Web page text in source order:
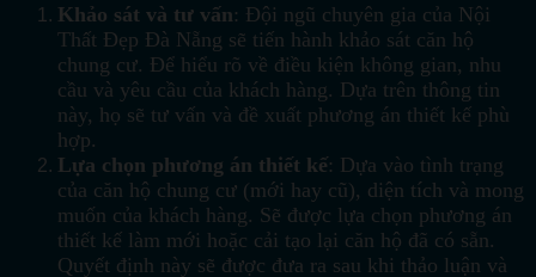
Khảo sát và tư vấn: Đội ngũ chuyên gia của Nội
Thất Đẹp Đà Nẵng sẽ tiến hành khảo sát căn hộ
chung cư. Để hiểu rõ về điều kiện không gian, nhu
cầu và yêu cầu của khách hàng. Dựa trên thông tin
này, họ sẽ tư vấn và đề xuất phương án thiết kế phù
hợp.
Lựa chọn phương án thiết kế: Dựa vào tình trạng
của căn hộ chung cư (mới hay cũ), diện tích và mong
muốn của khách hàng. Sẽ được lựa chọn phương án
thiết kế làm mới hoặc cải tạo lại căn hộ đã có sẵn.
Quyết định này sẽ được đưa ra sau khi thảo luận và